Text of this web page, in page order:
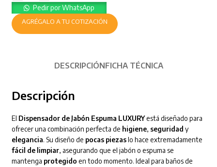
Pedir por WhatsApp
AGRÉGALO A TU COTIZACIÓN
DESCRIPCIÓNFICHA TÉCNICA
Descripción
El Dispensador de Jabón Espuma LUXURYestá diseñado para
ofrecer una combinación perfecta de higiene, seguridad y
elegancia. Su diseño de pocas piezaslo hace extremadamente
fácil de limpiar, asegurando que el jabón o espuma se
mantenga protegido en todo momento. Ideal para baños de